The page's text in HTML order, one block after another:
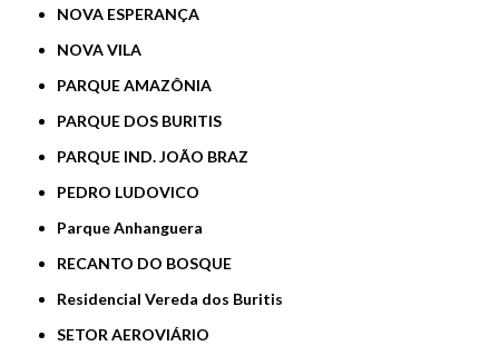
NOVA ESPERANÇA
NOVA VILA
PARQUE AMAZÔNIA
PARQUE DOS BURITIS
PARQUE IND. JOÃO BRAZ
PEDRO LUDOVICO
Parque Anhanguera
RECANTO DO BOSQUE
Residencial Vereda dos Buritis
SETOR AEROVIÁRIO